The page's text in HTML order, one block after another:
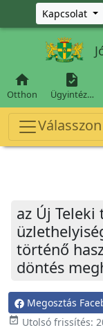
Ugrás a főKapcsolat

Otthon

Ügyintéz…
az Új Teleki
történő
döntés
Megosztás
event_available Utolsó frissítés: